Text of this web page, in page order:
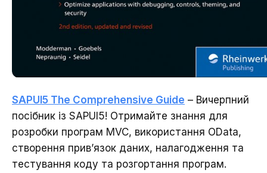
SAPUI5 The Comprehensive Guide – Вичерпний
посібник із SAPUI5! Отримайте знання для
розробки програм MVC, використання OData,
створення прив’язок даних, налагодження та
тестування коду та розгортання програм.